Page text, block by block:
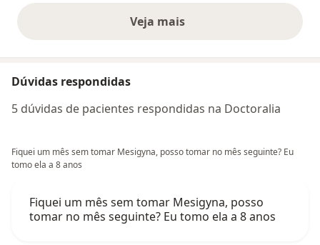
Veja maisopiniões acima
Dúvidas respondidas
5 dúvidas de pacientes respondidas na Doctoralia
Fiquei um mês sem tomar Mesigyna, posso tomar no mês seguinte? Eu
tomo ela a 8 anos
Fiquei um mês sem tomar Mesigyna, posso
tomar no mês seguinte? Eu tomo ela a 8 anos